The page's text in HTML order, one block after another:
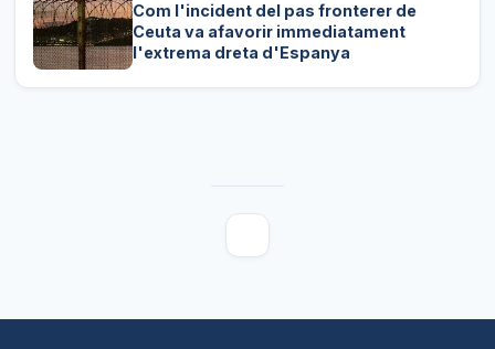
Com l'incident del pas fronterer de
Ceuta va afavorir immediatament
l'extrema dreta d'Espanya